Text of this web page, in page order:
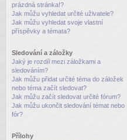
prázdná stránka!?
Jak můžu vyhledat určité uživatele?
Jak můžu vyhledat svoje vlastní
příspěvky a témata?
Sledování a záložky
Jaký je rozdíl mezi záložkami a
sledováním?
Jak můžu přidat určité téma do záložek
nebo téma začít sledovat?
Jak můžu začít sledovat určité fórum?
Jak můžu ukončit sledování témat nebo
fór?
Přílohy